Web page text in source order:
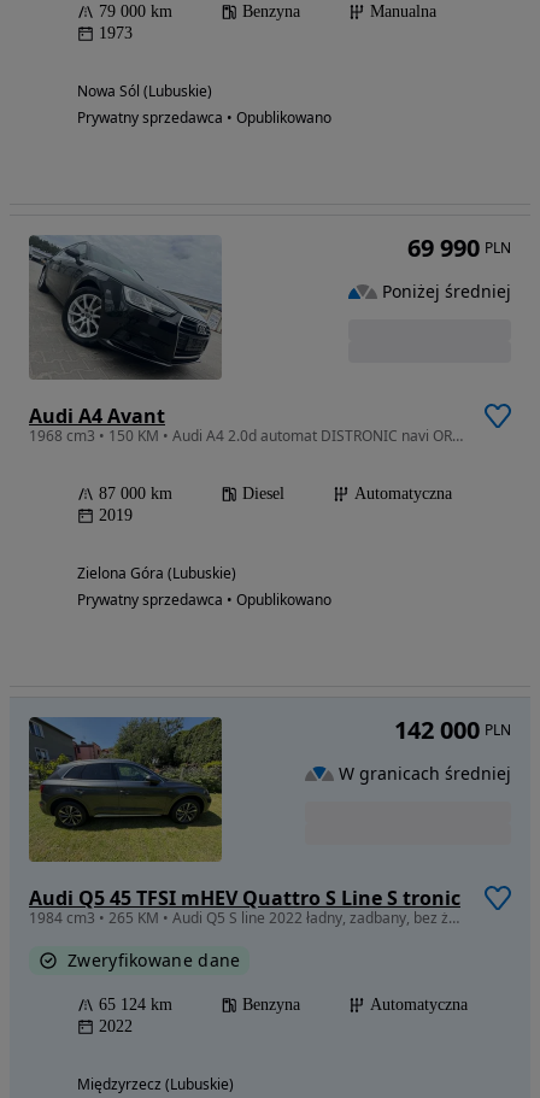
79 000 km Benzyna
Manualna
1973
Nowa Sól (Lubuskie)
Prywatny sprzedawca • Opublikowano
Audi A4 Avant
1968 cm3 • 150 KM • Audi A4 2.0d automat DISTRONIC navi ORG 86tkm
87 000 km Diesel
Automatyczna
2019
Zielona Góra (Lubuskie)
Prywatny sprzedawca • Opublikowano
69 990 PLN
Poniżej średniej
Audi Q5 45 TFSI mHEV Quattro S Line S tronic
1984 cm3 • 265 KM • Audi Q5 S line 2022 ładny, zadbany, bez żadnych problemów
Zweryfikowane dane
65 124 km Benzyna
Automatyczna
2022
Międzyrzecz (Lubuskie)
142 000 PLN
W granicach średniej